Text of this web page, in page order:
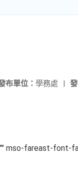
布單位： 學務處 |
mso-fareast-font-